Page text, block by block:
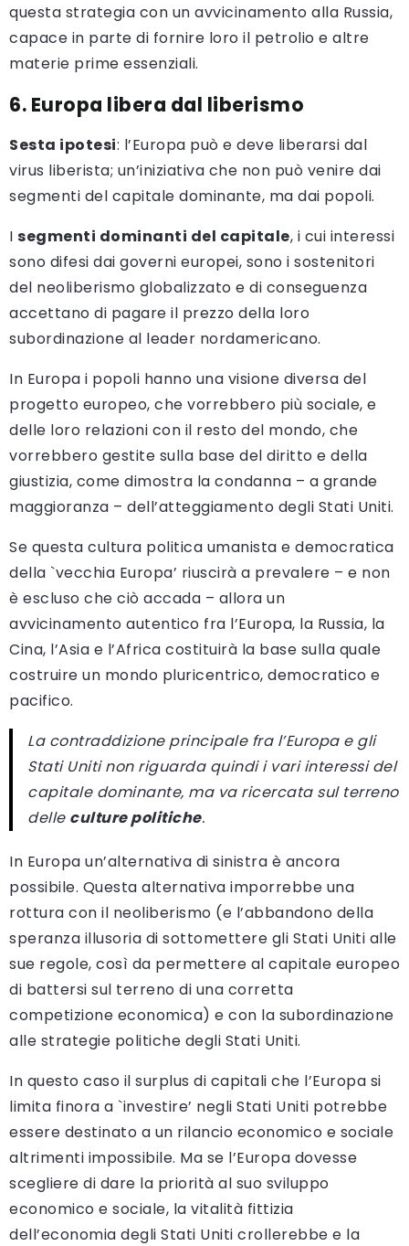
questa strategia con un avvicinamento alla Russia,
capace in parte di fornire loro il petrolio e altre
materie prime essenziali.
6. Europa libera dal liberismo
Sesta ipotesi: l’Europa può e deve liberarsi dal
virus liberista; un’iniziativa che non può venire dai
segmenti del capitale dominante, ma dai popoli.
I segmenti dominanti del capitale, i cui interessi
sono difesi dai governi europei, sono i sostenitori
del neoliberismo globalizzato e di conseguenza
accettano di pagare il prezzo della loro
subordinazione al leader nordamericano.
In Europa i popoli hanno una visione diversa del
progetto europeo, che vorrebbero più sociale, e
delle loro relazioni con il resto del mondo, che
vorrebbero gestite sulla base del diritto e della
giustizia, come dimostra la condanna – a grande
maggioranza – dell’atteggiamento degli Stati Uniti.
Se questa cultura politica umanista e democratica
della `vecchia Europa’ riuscirà a prevalere – e non
è escluso che ciò accada – allora un
avvicinamento autentico fra l’Europa, la Russia, la
Cina, l’Asia e l’Africa costituirà la base sulla quale
costruire un mondo pluricentrico, democratico e
pacifico.
La contraddizione principale fra l’Europa e gli
Stati Uniti non riguarda quindi i vari interessi del
capitale dominante, ma va ricercata sul terreno
delle culture politiche.
In Europa un’alternativa di sinistra è ancora
possibile. Questa alternativa imporrebbe una
rottura con il neoliberismo (e l’abbandono della
speranza illusoria di sottomettere gli Stati Uniti alle
sue regole, così da permettere al capitale europeo
di battersi sul terreno di una corretta
competizione economica) e con la subordinazione
alle strategie politiche degli Stati Uniti.
In questo caso il surplus di capitali che l’Europa si
limita finora a `investire’ negli Stati Uniti potrebbe
essere destinato a un rilancio economico e sociale
altrimenti impossibile. Ma se l’Europa dovesse
scegliere di dare la priorità al suo sviluppo
economico e sociale, la vitalità fittizia
dell’economia degli Stati Uniti crollerebbe e la